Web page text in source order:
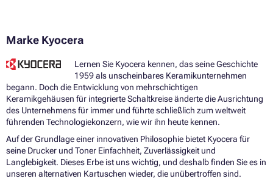
Marke Kyocera
Lernen Sie Kyocera kennen, das seine Geschichte
1959 als unscheinbares Keramikunternehmen
begann. Doch die Entwicklung von mehrschichtigen
Keramikgehäusen für integrierte Schaltkreise änderte die Ausrichtung
des Unternehmens für immer und führte schließlich zum weltweit
führenden Technologiekonzern, wie wir ihn heute kennen.
Auf der Grundlage einer innovativen Philosophie bietet Kyocera für
seine Drucker und Toner Einfachheit, Zuverlässigkeit und
Langlebigkeit. Dieses Erbe ist uns wichtig, und deshalb finden Sie es in
unseren alternativen Kartuschen wieder, die unübertroffen sind.